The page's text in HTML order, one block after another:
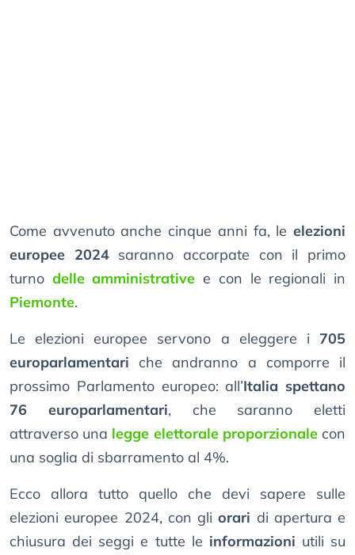
Come avvenuto anche cinque anni fa, le elezioni
europee 2024saranno accorpate con il primo
turno delle amministrative e con le regionali in
Piemonte.
Le elezioni europee servono a eleggere i 705
europarlamentari che andranno a comporre il
prossimo Parlamento europeo: all’Italia spettano
76 europarlamentari, che saranno eletti
attraverso una legge elettorale proporzionalecon
una soglia di sbarramento al 4%.
Ecco allora tutto quello che devi sapere sulle
elezioni europee 2024, con gliorari di apertura e
chiusura dei seggi e tutte le informazioni utili su